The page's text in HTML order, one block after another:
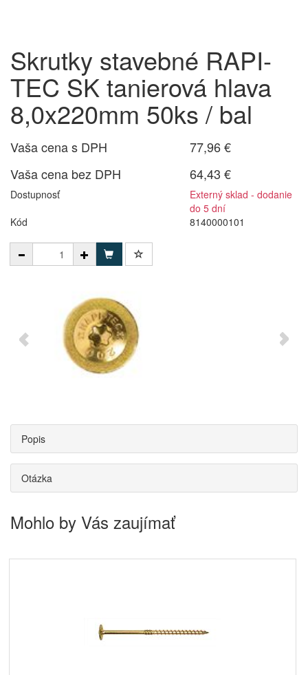
Skrutky stavebné RAPI-
TEC SK tanierová hlava
8,0x220mm 50ks / bal
Vaša cena s DPH
77,96 €
Vaša cena bez DPH
64,43 €
Dostupnosť
Externý sklad - dodanie
do 5 dní
Kód
8140000101
Popis
Otázka
Mohlo by Vás zaujímať